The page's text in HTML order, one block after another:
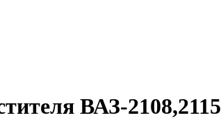
ВАЗ-2108,2115